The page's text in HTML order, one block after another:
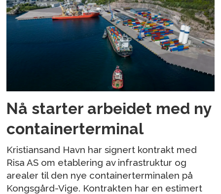
Nå starter arbeidet med ny
containerterminal
Kristiansand Havn har signert kontrakt med
Risa AS om etablering av infrastruktur og
arealer til den nye containerterminalen på
Kongsgård-Vige. Kontrakten har en estimert